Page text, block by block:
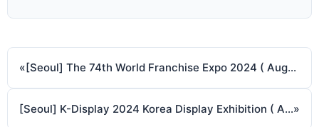
« [Seoul] The 74th World Franchise Expo 2024 ( August 8 2024 ~ August 10 2024 )
[Seoul] K-Display 2024 Korea Display Exhibition ( August 14 2024 ~ August 16 2024 )»